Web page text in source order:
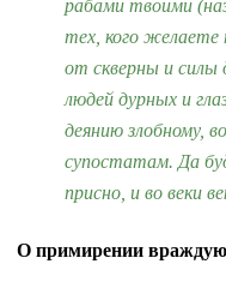
рабами твоими
тех, кого
от скверны и силы
людей дурных и
деянию злобному,
супостатам. Да
присно, и во веки
О примирении